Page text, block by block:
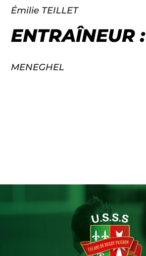
Émilie TEILLET
ENTRAÎNEUR :
MENEGHEL